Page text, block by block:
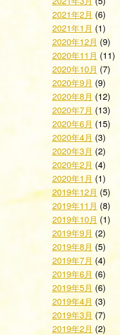
2021年2月 (6)
2021年1月 (1)
2020年12月 (9)
2020年11月 (11)
2020年10月 (7)
2020年9月 (9)
2020年8月 (12)
2020年7月 (13)
2020年6月 (15)
2020年4月 (3)
2020年3月 (2)
2020年2月 (4)
2020年1月 (1)
2019年12月 (5)
2019年11月 (8)
2019年10月 (1)
2019年9月 (2)
2019年8月 (5)
2019年7月 (4)
2019年6月 (6)
2019年5月 (6)
2019年4月 (3)
2019年3月 (7)
2019年2月 (2)